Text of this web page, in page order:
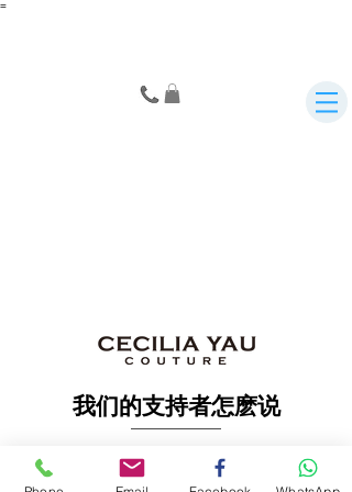
=
我们的支持者怎麽说